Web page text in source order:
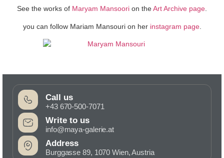
See the works of Maryam Mansoori on theArt Archive page
you can follow Mariam Mansouri on her instagram page.
Call us
+43 670-500-7071
Write to us
info@maya-galerie.at
Address
Burggasse 89, 1070 Wien, Austria